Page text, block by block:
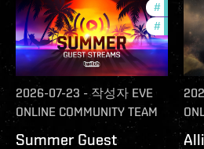
# ccptv
#
2026-07-23 -작성자 EVE
ONLINE COMMUNITY TEAM
Summer Guest